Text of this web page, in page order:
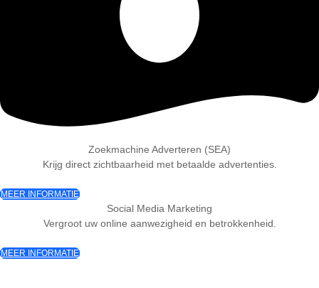
Zoekmachine Adverteren (SEA)
Krijg direct zichtbaarheid met betaalde advertenties.
MEER INFORMATIE
Social Media Marketing
Vergroot uw online aanwezigheid en betrokkenheid.
MEER INFORMATIE